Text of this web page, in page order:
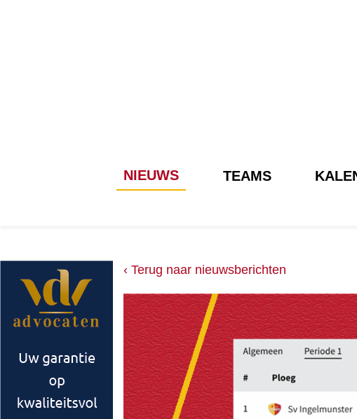
NIEUWS TEAMS
‹ Terug naar nieuwsberichten